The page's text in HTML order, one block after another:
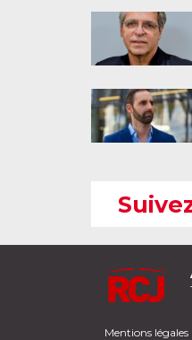
Mentions légales